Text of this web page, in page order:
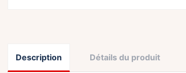
Description Détails du produit